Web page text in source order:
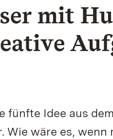
mit
fünfte Idee aus
Wie wäre es,